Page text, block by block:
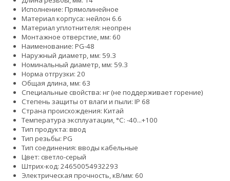
Исполнение: Прямолинейное
Материал корпуса: нейлон 6.6
Материал уплотнителя: неопрен
Монтажное отверстие, мм: 60
Наименование: PG-48
Наружный диаметр, мм: 59.3
Номинальный диаметр, мм: 59.3
Норма отгрузки: 20
Общая длина, мм: 63
Специальные свойства: нг (не поддерживает горение)
Степень защиты от влаги и пыли: IP 68
Страна происхождения: Китай
Температура эксплуатации, °С: -40...+100
Тип продукта: ввод
Тип резьбы: PG
Тип соединения: вводы кабельные
Цвет: светло-серый
Штрих-код: 24650054932293
Электрическая прочность, кВ/мм: 60